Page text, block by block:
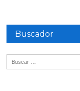
Buscador